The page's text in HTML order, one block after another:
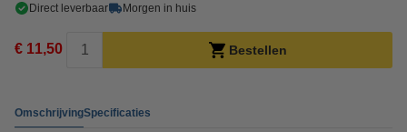
Direct leverbaar Morgen in huis
€ 11,50 Bestellen
OmschrijvingSpecificaties